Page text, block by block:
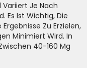
Je Nach
Es Ist Wichtig, Die
Zu Erzielen,
Minimiert Wird. In
40-160 Mg